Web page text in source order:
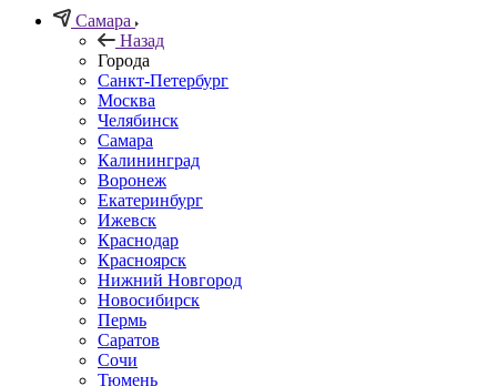
Самара
Назад
Города
Санкт-Петербург
Москва
Челябинск
Самара
Калининград
Воронеж
Екатеринбург
Ижевск
Краснодар
Красноярск
Нижний Новгород
Новосибирск
Пермь
Саратов
Сочи
Тюмень